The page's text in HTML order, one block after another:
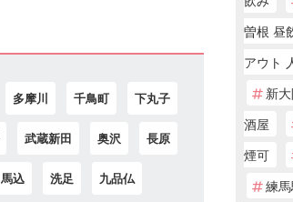
多摩川 千鳥町 下丸子
武蔵新田 奥沢 長原
馬込 洗足 九品仏
曽根 昼
アウト
新
酒屋
煙可
練